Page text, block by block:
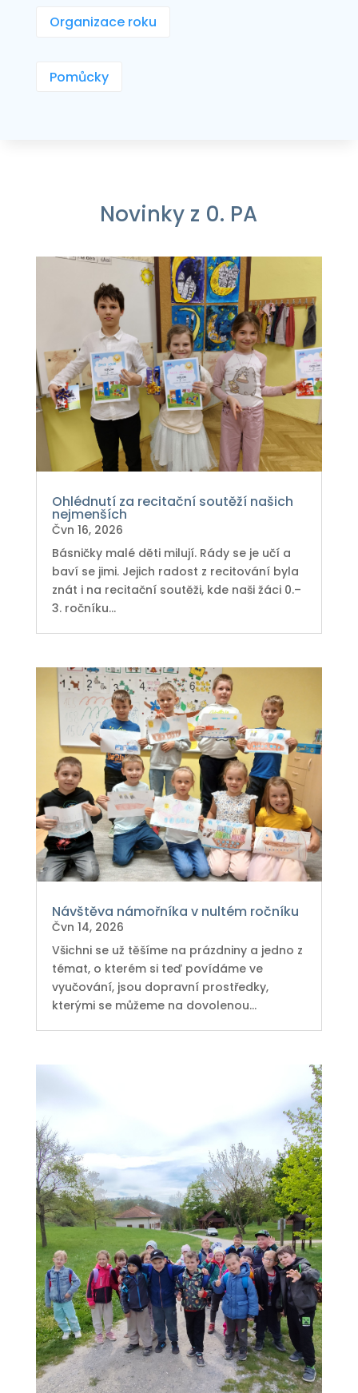
Organizace roku
Pomůcky
Novinky z 0. PA
Ohlédnutí za recitační soutěží našich
nejmenších
Čvn 16, 2026
Básničky malé děti milují. Rády se je učí a
baví se jimi. Jejich radost z recitování byla
znát i na recitační soutěži, kde naši žáci 0.–
3. ročníku...
Návštěva námořníka v nultém ročníku
Čvn 14, 2026
Všichni se už těšíme na prázdniny a jedno z
témat, o kterém si teď povídáme ve
vyučování, jsou dopravní prostředky,
kterými se můžeme na dovolenou...